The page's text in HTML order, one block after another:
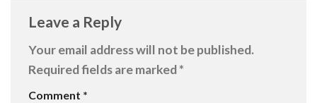
Leave a Reply
Your email address will not be published.
Required fields are marked*
Comment *